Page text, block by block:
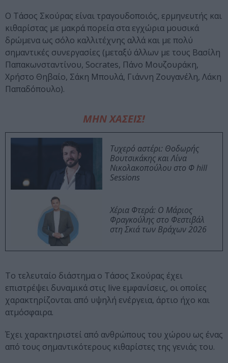
Ο Τάσος Σκούρας είναι τραγουδοποιός, ερμηνευτής και
κιθαρίστας με μακρά πορεία στα εγχώρια μουσικά
δρώμενα ως σόλο καλλιτέχνης αλλά και με πολύ
σημαντικές συνεργασίες (μεταξύ άλλων με τους Βασίλη
Παπακωνσταντίνου, Socrates, Πάνο Μουζουράκη,
Χρήστο Θηβαίο, Σάκη Μπουλά, Γιάννη Ζουγανέλη, Λάκη
Παπαδόπουλο).
ΜΗΝ ΧΑΣΕΙΣ!
Τυχερό αστέρι: Θοδωρής
Βουτσικάκης και Λίνα
Νικολακοπούλου στο Φ hill
Sessions
Χέρια Φτερά: Ο Μάριος
Φραγκούλης στο Φεστιβάλ
στη Σκιά των Βράχων 2026
Το τελευταίο διάστημα ο Τάσος Σκούρας έχει
επιστρέψει δυναμικά στις live εμφανίσεις, οι οποίες
χαρακτηρίζονται από υψηλή ενέργεια, άρτιο ήχο και
ατμόσφαιρα.
Έχει χαρακτηριστεί από ανθρώπους του χώρου ως ένας
από τους σημαντικότερους κιθαρίστες της γενιάς του.